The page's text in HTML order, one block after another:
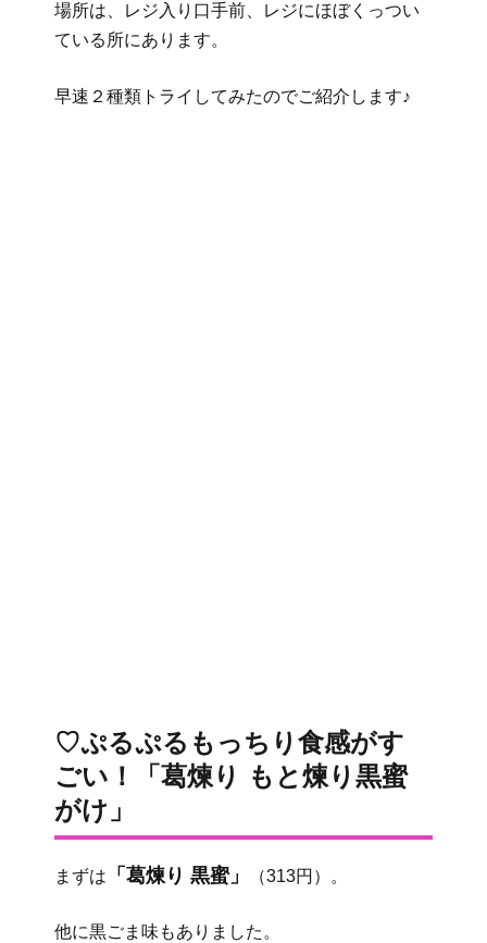
場所は、レジ入り口手前、レジにほぼくっつい
ている所にあります。
早速２種類トライしてみたのでご紹介します♪
♡ぷるぷるもっちり食感がす
ごい！「葛煉り もと煉り黒蜜
がけ」
まずは 「葛煉り 黒蜜」 （313円）。
他に黒ごま味もありました。